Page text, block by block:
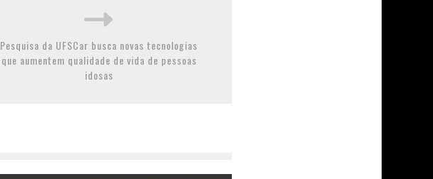
Pesquisa da UFSCar busca novas tecnologias
que aumentem qualidade de vida de pessoas
idosas